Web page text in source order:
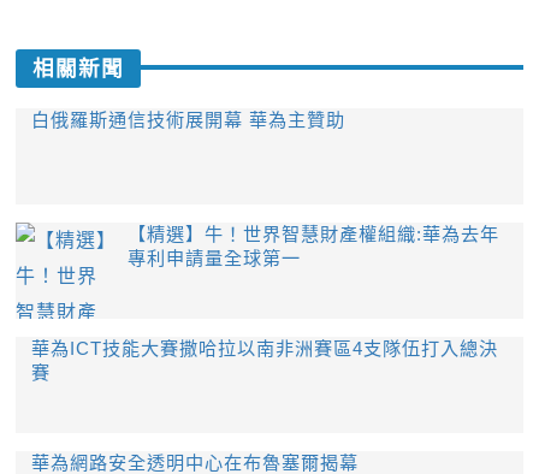
相關新聞
白俄羅斯通信技術展開幕 華為主贊助
【精選】牛！世界智慧財產權組織:華為去年
專利申請量全球第一
華為ICT技能大賽撒哈拉以南非洲賽區4支隊伍打入總決
賽
華為網路安全透明中心在布魯塞爾揭幕